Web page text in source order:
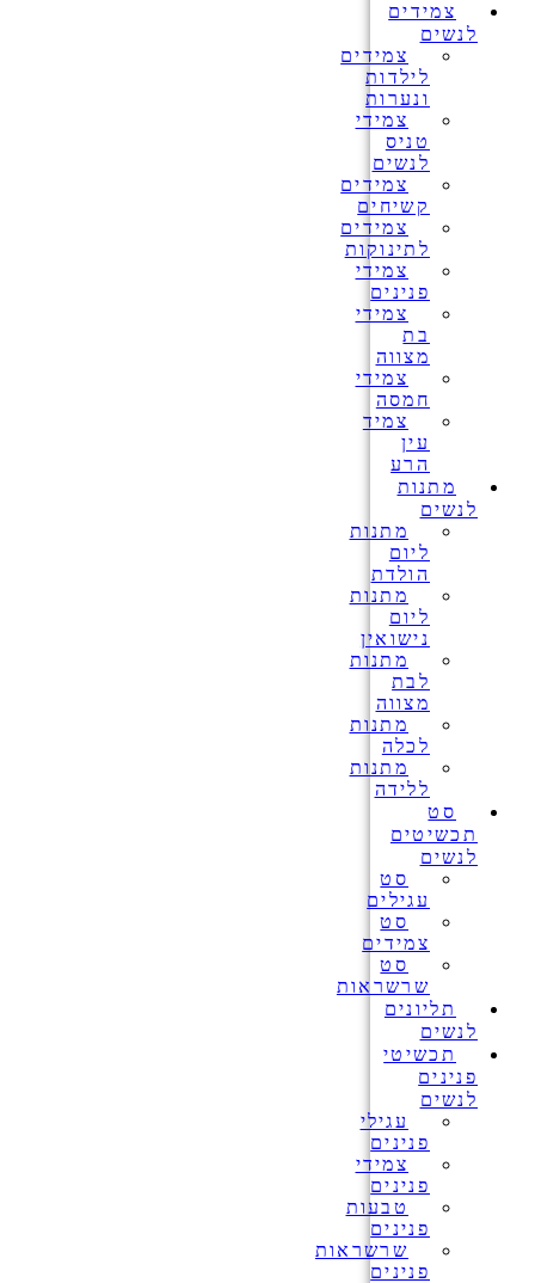
צמידים
לנשים
צמידים
לילדות
ונערות
צמידי
טניס
לנשים
צמידים
קשיחים
צמידים
לתינוקות
צמידי
פנינים
צמידי
בת
מצווה
צמידי
חמסה
צמיד
עין
הרע
מתנות
לנשים
מתנות
ליום
הולדת
מתנות
ליום
נישואין
מתנות
לבת
מצווה
מתנות
לכלה
מתנות
ללידה
סט
תכשיטים
לנשים
סט
עגילים
סט
צמידים
סט
שרשראות
תליונים
לנשים
תכשיטי
פנינים
לנשים
עגילי
פנינים
צמידי
פנינים
טבעות
פנינים
שרשראות
פנינים